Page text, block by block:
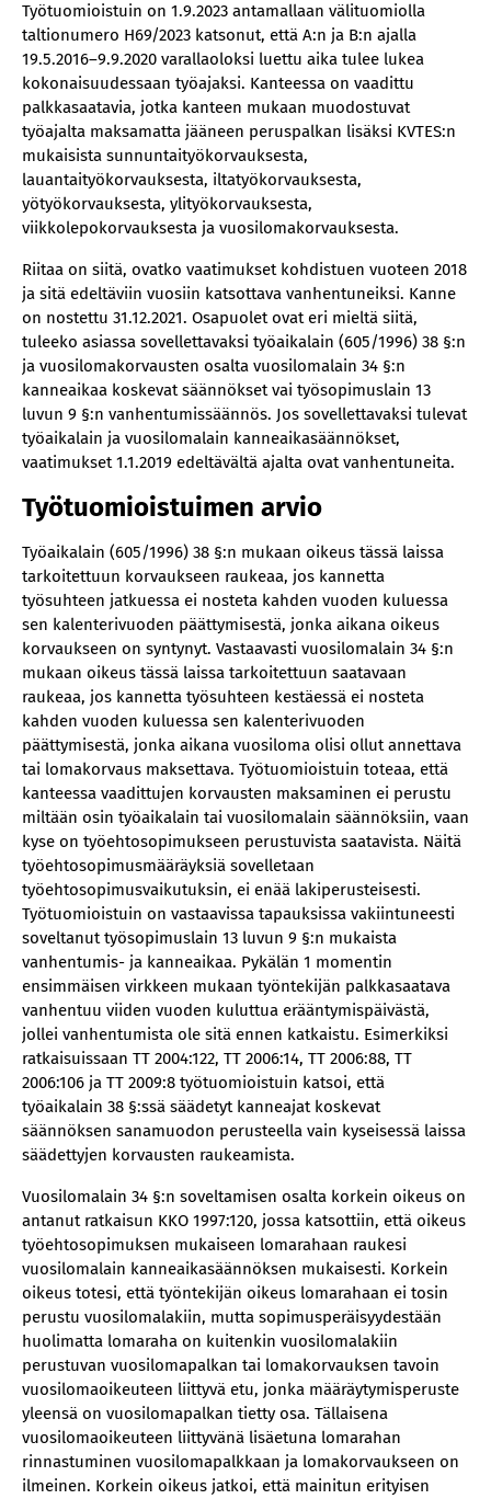
Työtuomioistuin on 1.9.2023 antamallaan välituomiolla
taltionumero H69/2023 katsonut, että A:n ja B:n ajalla
19.5.2016–9.9.2020 varallaoloksi luettu aika tulee lukea
kokonaisuudessaan työajaksi. Kanteessa on vaadittu
palkkasaatavia, jotka kanteen mukaan muodostuvat
työajalta maksamatta jääneen peruspalkan lisäksi KVTES:n
mukaisista sunnuntaityökorvauksesta,
lauantaityökorvauksesta, iltatyökorvauksesta,
yötyökorvauksesta, ylityökorvauksesta,
viikkolepokorvauksesta ja vuosilomakorvauksesta.
Riitaa on siitä, ovatko vaatimukset kohdistuen vuoteen 2018
ja sitä edeltäviin vuosiin katsottava vanhentuneiksi. Kanne
on nostettu 31.12.2021. Osapuolet ovat eri mieltä siitä,
tuleeko asiassa sovellettavaksi työaikalain (605/1996) 38 §:n
ja vuosilomakorvausten osalta vuosilomalain 34 §:n
kanneaikaa koskevat säännökset vai työsopimuslain 13
luvun 9 §:n vanhentumissäännös. Jos sovellettavaksi tulevat
työaikalain ja vuosilomalain kanneaikasäännökset,
vaatimukset 1.1.2019 edeltävältä ajalta ovat vanhentuneita.
Työtuomioistuimen arvio
Työaikalain (605/1996) 38 §:n mukaan oikeus tässä laissa
tarkoitettuun korvaukseen raukeaa, jos kannetta
työsuhteen jatkuessa ei nosteta kahden vuoden kuluessa
sen kalenterivuoden päättymisestä, jonka aikana oikeus
korvaukseen on syntynyt. Vastaavasti vuosilomalain 34 §:n
mukaan oikeus tässä laissa tarkoitettuun saatavaan
raukeaa, jos kannetta työsuhteen kestäessä ei nosteta
kahden vuoden kuluessa sen kalenterivuoden
päättymisestä, jonka aikana vuosiloma olisi ollut annettava
tai lomakorvaus maksettava. Työtuomioistuin toteaa, että
kanteessa vaadittujen korvausten maksaminen ei perustu
miltään osin työaikalain tai vuosilomalain säännöksiin, vaan
kyse on työehtosopimukseen perustuvista saatavista. Näitä
työehtosopimusmääräyksiä sovelletaan
työehtosopimusvaikutuksin, ei enää lakiperusteisesti.
Työtuomioistuin on vastaavissa tapauksissa vakiintuneesti
soveltanut työsopimuslain 13 luvun 9 §:n mukaista
vanhentumis- ja kanneaikaa. Pykälän 1 momentin
ensimmäisen virkkeen mukaan työntekijän palkkasaatava
vanhentuu viiden vuoden kuluttua erääntymispäivästä,
jollei vanhentumista ole sitä ennen katkaistu. Esimerkiksi
ratkaisuissaan TT 2004:122, TT 2006:14, TT 2006:88, TT
2006:106 ja TT 2009:8 työtuomioistuin katsoi, että
työaikalain 38 §:ssä säädetyt kanneajat koskevat
säännöksen sanamuodon perusteella vain kyseisessä laissa
säädettyjen korvausten raukeamista.
Vuosilomalain 34 §:n soveltamisen osalta korkein oikeus on
antanut ratkaisun KKO 1997:120, jossa katsottiin, että oikeus
työehtosopimuksen mukaiseen lomarahaan raukesi
vuosilomalain kanneaikasäännöksen mukaisesti. Korkein
oikeus totesi, että työntekijän oikeus lomarahaan ei tosin
perustu vuosilomalakiin, mutta sopimusperäisyydestään
huolimatta lomaraha on kuitenkin vuosilomalakiin
perustuvan vuosilomapalkan tai lomakorvauksen tavoin
vuosilomaoikeuteen liittyvä etu, jonka määräytymisperuste
yleensä on vuosilomapalkan tietty osa. Tällaisena
vuosilomaoikeuteen liittyvänä lisäetuna lomarahan
rinnastuminen vuosilomapalkkaan ja lomakorvaukseen on
ilmeinen. Korkein oikeus jatkoi, että mainitun erityisen